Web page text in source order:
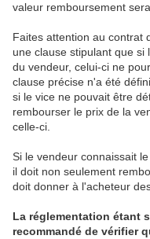
valeur remboursement
Faites attention au contrat
une clause stipulant que
du vendeur, celui-ci ne
clause précise n'a été
si le vice ne pouvait être
rembourser le prix de la
celle-ci.
Si le vendeur connaissait
il doit non seulement
doit donner à l'acheteur
La réglementation étant
recommandé de vérifier